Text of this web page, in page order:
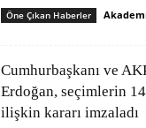
Öne Çıkan Haberler
Cumhurbaşkanı ve
Erdoğan, seçimlerin 14
ilişkin kararı imzaladı